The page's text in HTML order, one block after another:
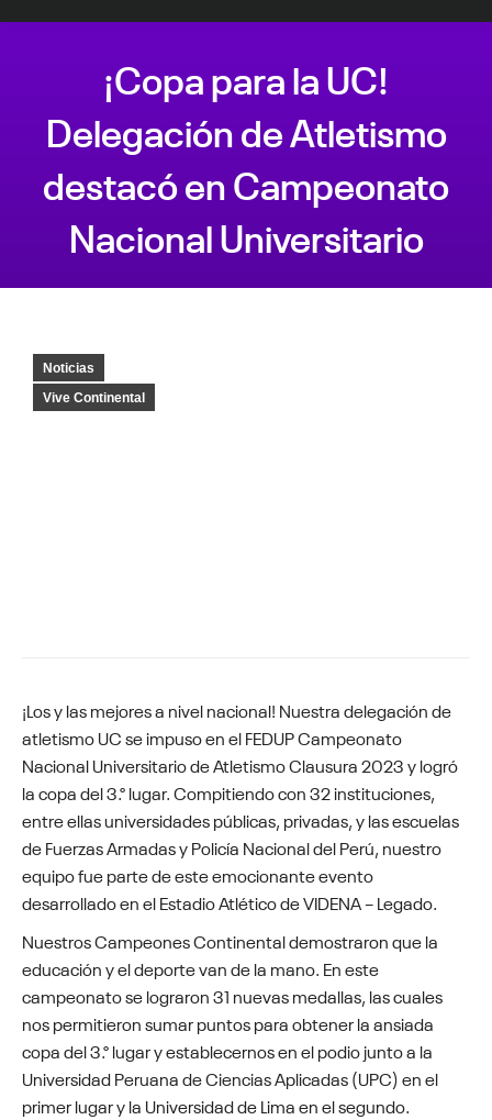
¡Copa para la UC!
Delegación de Atletismo
destacó en Campeonato
Nacional Universitario
Noticias
Vive Continental
¡Los y las mejores a nivel nacional! Nuestra delegación de
atletismo UC se impuso en el FEDUP Campeonato
Nacional Universitario de Atletismo Clausura 2023 y logró
la copa del 3.° lugar. Compitiendo con 32 instituciones,
entre ellas universidades públicas, privadas, y las escuelas
de Fuerzas Armadas y Policía Nacional del Perú, nuestro
equipo fue parte de este emocionante evento
desarrollado en el Estadio Atlético de VIDENA – Legado.
Nuestros Campeones Continental demostraron que la
educación y el deporte van de la mano. En este
campeonato se lograron 31 nuevas medallas, las cuales
nos permitieron sumar puntos para obtener la ansiada
copa del 3.° lugar y establecernos en el podio junto a la
Universidad Peruana de Ciencias Aplicadas (UPC) en el
primer lugar y la Universidad de Lima en el segundo.